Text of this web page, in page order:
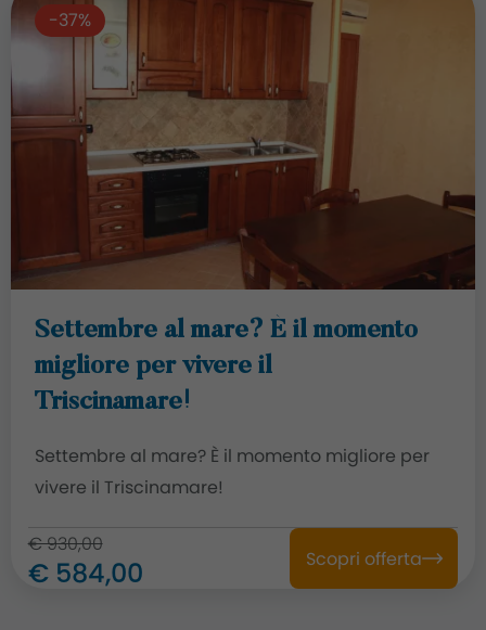
-37%
Settembre al mare? È il momento
migliore per vivere il
Triscinamare!
Settembre al mare? È il momento migliore per
vivere il Triscinamare!
€ 930,00
€ 584,00 Scopri offerta